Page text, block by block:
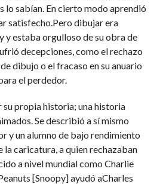
lo sabían. En cierto modo aprendió
satisfecho.Pero dibujar era
y estaba orgulloso de su obra de
decepciones, como el rechazo
dibujo o el fracaso en su anuario
el perdedor.
propia historia; una historia
Se describió a sí mismo
y un alumno de bajo rendimiento
caricatura, a quien rechazaban
a nivel mundial como Charlie
[Snoopy] ayudó aCharles